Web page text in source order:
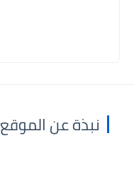
نبذة عن الموقع